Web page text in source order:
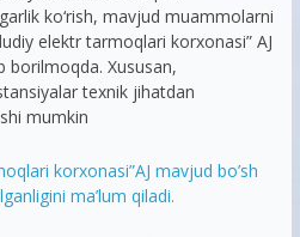
ko‘rish, mavjud muammolarni
elektr tarmoqlari korxonasi” AJ
Xususan,
texnik jihatdan
mumkin
korxonasi”AJ mavjud bo’sh
ma’lum qiladi.